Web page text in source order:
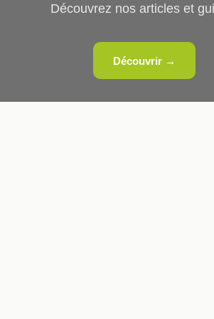
Découvrez nos articles et
Découvrir →